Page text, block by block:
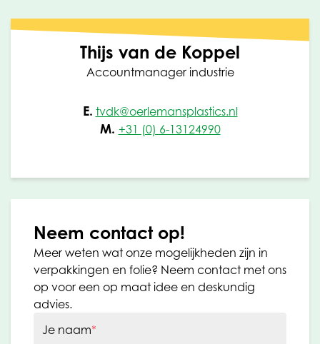
Thijs van de Koppel
Accountmanager industrie
E. tvdk@oerlemansplastics.nl
M. +31 (0) 6-13124990
Neem contact op!
Meer weten wat onze mogelijkheden zijn in
verpakkingen en folie? Neem contact met ons
op voor een op maat idee en deskundig
advies.
Je naam*